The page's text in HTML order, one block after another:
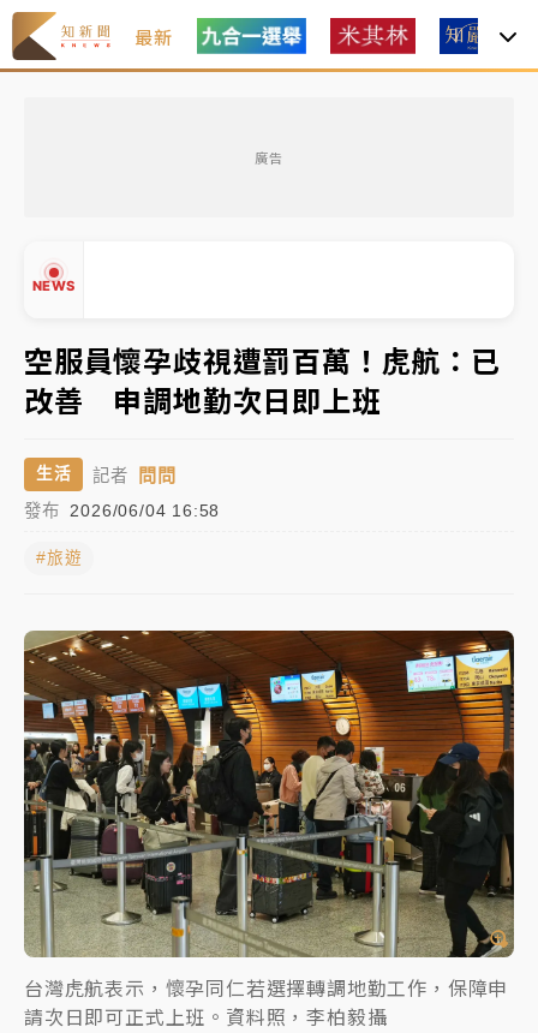
最新
廣告
NEWS
中信慈善基金會想增加董事人數！辜仲諒向法院聲請遭
駁 理由曝光
故宮《龍藏經》特展第2檔！今線上預約開賣一度塞車
周六起展出延長至晚上7時
台東農業處長涉圖利渡假村！東檢抗告成功 今重開羈
父親節泡湯了！中颱白海豚雨彈轟3天 「紅到發紫」降
雨熱區曝
暑假過三周才推「E宿新北打卡趣」！抽獎程序複雜 觀
旅局回應了
中信慈善基金會想增加董事人數！辜仲諒向法院聲請遭
駁 理由曝光
故宮《龍藏經》特展第2檔！今線上預約開賣一度塞車
周六起展出延長至晚上7時
台東農業處長涉圖利渡假村！東檢抗告成功 今重開羈
押庭
父親節泡湯了！中颱白海豚雨彈轟3天 「紅到發紫」降
雨熱區曝
▲
空服員懷孕歧視遭罰百萬！虎航：已
改善 申調地勤次日即上班
生活 記者 問問
發布 2026/06/04 16:58
#旅遊
台灣虎航表示，懷孕同仁若選擇轉調地勤工作，保障申
請次日即可正式上班。資料照，李柏毅攝